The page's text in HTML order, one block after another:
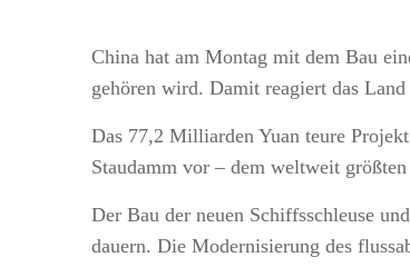
China hat am Montag mit dem Bau
gehören wird. Damit reagiert das
Das 77,2 Milliarden Yuan teure
Staudamm vor – dem weltweit
Der Bau der neuen Schiffsschleuse
dauern. Die Modernisierung des